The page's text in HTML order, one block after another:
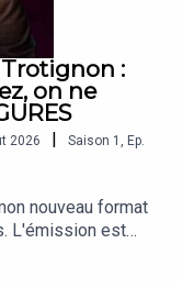
:
on ne
2026 | Saison 1 , Ep.
nouveau format
L'émission est
nom où vous
premiers